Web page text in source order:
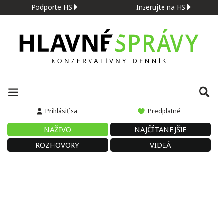
Podporte HS Inzerujte na HS
Prihlásiť sa Predplatné
NAŽIVO
NAJČÍTANEJŠIE
ROZHOVORY
VIDEÁ